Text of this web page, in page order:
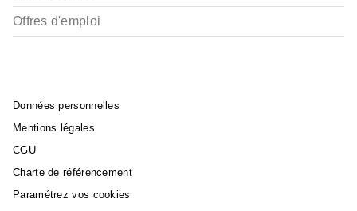
Offres d'emploi
Données personnelles
Mentions légales
CGU
Charte de référencement
Paramétrez vos cookies